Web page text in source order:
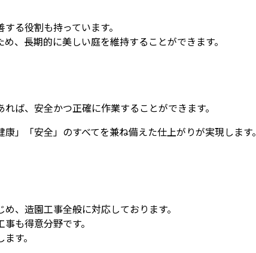
る役割も持っています。
、長期的に美しい庭を維持することができます。
ば、安全かつ正確に作業することができます。
」「安全」のすべてを兼ね備えた仕上がりが実現します。
、造園工事全般に対応しております。
も得意分野です。
す。